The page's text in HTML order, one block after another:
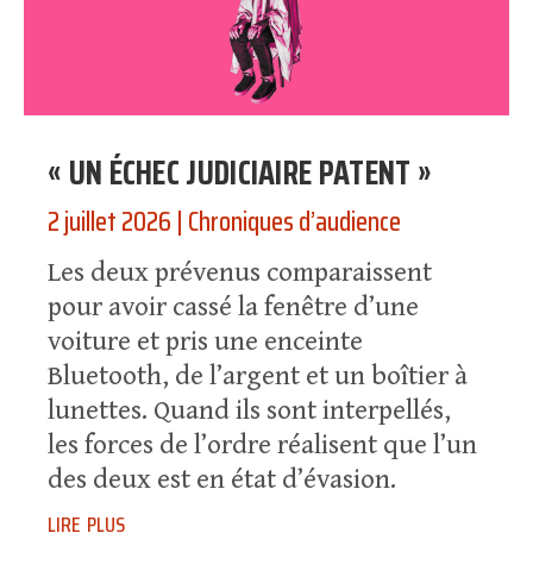
« UN ÉCHEC JUDICIAIRE PATENT »
2 juillet 2026|Chroniques d’audience
Les deux prévenus comparaissent
pour avoir cassé la fenêtre d’une
voiture et pris une enceinte
Bluetooth, de l’argent et un boîtier à
lunettes. Quand ils sont interpellés,
les forces de l’ordre réalisent que l’un
des deux est en état d’évasion.
lire plus